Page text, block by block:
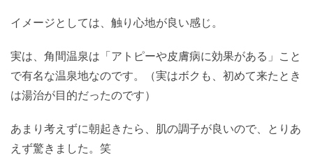
イメージとしては、触り心地が良い感じ。
実は、角間温泉は「アトピーや皮膚病に効果がある」こと
で有名な温泉地なのです。（実はボクも、初めて来たとき
は湯治が目的だったのです）
あまり考えずに朝起きたら、肌の調子が良いので、とりあ
えず驚きました。笑